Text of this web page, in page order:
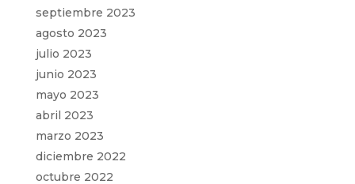
septiembre 2023
agosto 2023
julio 2023
junio 2023
mayo 2023
abril 2023
marzo 2023
diciembre 2022
octubre 2022